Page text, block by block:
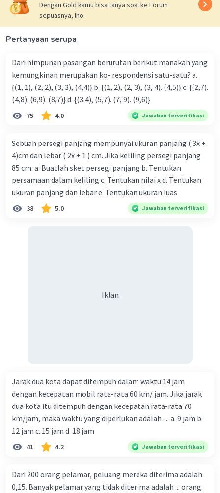
Dengan Gold kamu bisa tanya soal ke Forum
sepuasnya, lho.
Pertanyaan serupa
Dari himpunan pasangan berurutan berikut.manakah yang
kemungkinan merupakan ko- respondensi satu-satu? a.
{(1, 1), (2, 2), (3, 3), (4,4)} b. {(1, 2), (2, 3), (3, 4). (4,5)} c. {(2,7).
(4,8). (6,9). (8,7)} d. {(3.4), (5,7). (7, 9). (9,6)}
75 4.0 Jawaban terverifikasi
Sebuah persegi panjang mempunyai ukuran panjang ( 3x +
4)cm dan lebar ( 2x + 1 ) cm. Jika keliling persegi panjang
85 cm. a. Buatlah sket persegi panjang b. Tentukan
persamaan dalam keliling c. Tentukan nilai x d. Tentukan
ukuran panjang dan lebar e. Tentukan ukuran luas
38 5.0 Jawaban terverifikasi
Iklan
Jarak dua kota dapat ditempuh dalam waktu 14 jam
dengan kecepatan mobil rata-rata 60 km/ jam. Jika jarak
dua kota itu ditempuh dengan kecepatan rata-rata 70
km/jam, maka waktu yang diperlukan adalah .... a. 9 jam b.
12 jam c. 15 jam d. 18 jam
41 4.2 Jawaban terverifikasi
Dari 200 orang pelamar, peluang mereka diterima adalah
0,15. Banyak pelamar yang tidak diterima adalah ... orang.